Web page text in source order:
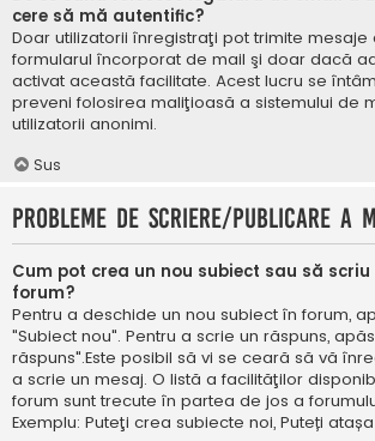
cere să mă autentific?
Doar utilizatorii înregistraţi pot trimite mesaje
formularul încorporat de mail şi doar dacă
activat această facilitate. Acest lucru se
preveni folosirea maliţioasă a sistemului de
utilizatorii anonimi.
Sus
Probleme de scriere/publicare a
Cum pot crea un nou subiect sau să
forum?
Pentru a deschide un nou subiect în forum,
"Subiect nou". Pentru a scrie un răspuns,
răspuns".Este posibil să vi se ceară să vă
a scrie un mesaj. O listă a facilităţilor
forum sunt trecute în partea de jos a
Exemplu: Puteţi crea subiecte noi, Puteți